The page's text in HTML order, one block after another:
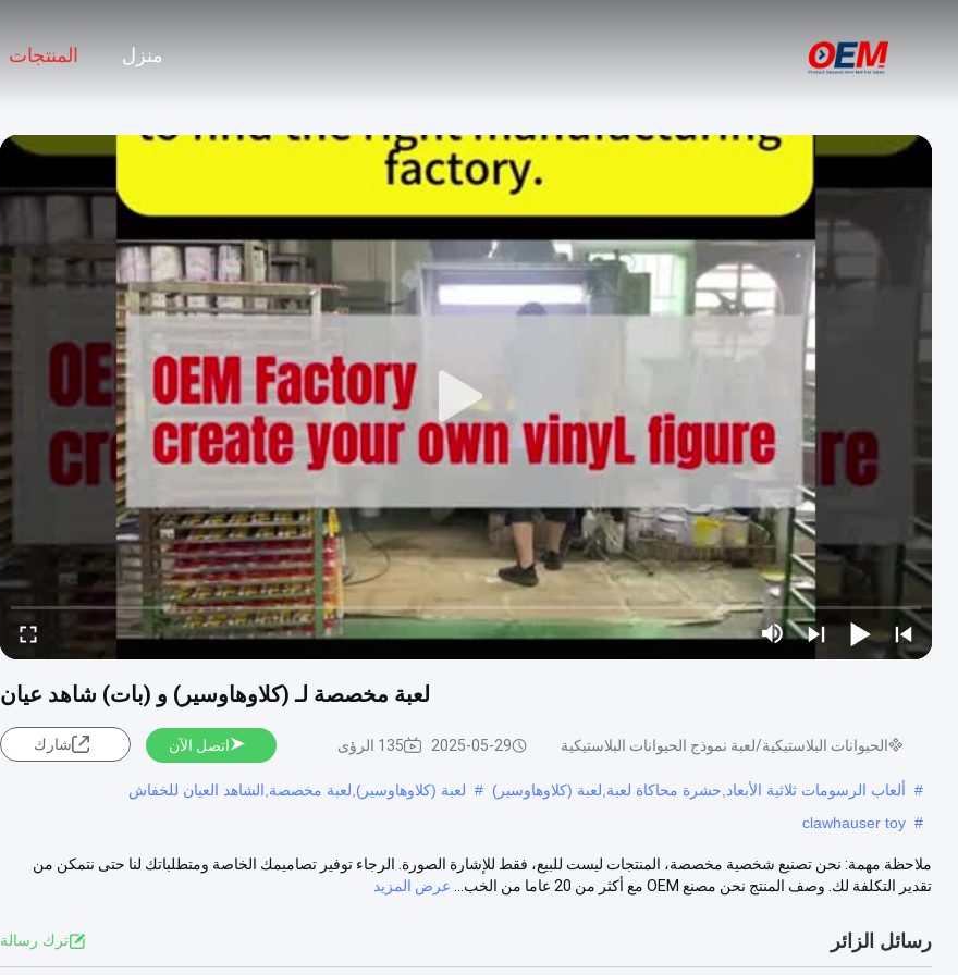
منزل المنتجات
لعبة مخصصة لـ (كلاوهاوسير) و (بات) شاهد عيان
الحيوانات البلاستيكية/لعبة نموذج الحيوانات البلاستيكية 2025-05-29 135 الرؤى اتصل الآن شارك
# ألعاب الرسومات ثلاثية الأبعاد,حشرة محاكاة لعبة,لعبة (كلاوهاوسير) # لعبة (كلاوهاوسير),لعبة مخصصة,الشاهد العيان للخفاش
#
clawhauser toy
ملاحظة مهمة: نحن تصنيع شخصية مخصصة، المنتجات ليست للبيع، فقط للإشارة الصورة. الرجاء توفير تصاميمك الخاصة ومتطلباتك لنا حتى نتمكن من
تقدير التكلفة لك. وصف المنتج نحن مصنع OEM مع أكثر من 20 عاما من الخب...
عرض المزيد
رسائل الزائر ترك رسالة